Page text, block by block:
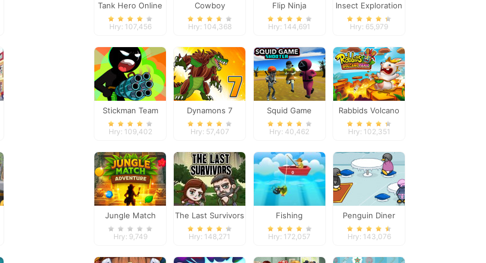
Tank Hero Online
Hry: 107,456
Cowboy
Adventures
Hry: 104,368
Flip Ninja
Hry: 144,691
Insect Exploration
Hry: 65,979
Stickman Team
Force 2
Hry: 109,402
Dynamons 7
Hry: 57,407
Squid Game
Shooter
Hry: 40,462
Rabbids Volcano
Panic
Hry: 102,351
Jungle Match
Adventures
Hry: 9,749
The Last Survivors
Hry: 148,271
Fishing
Hry: 172,057
Penguin Diner
Hry: 143,076